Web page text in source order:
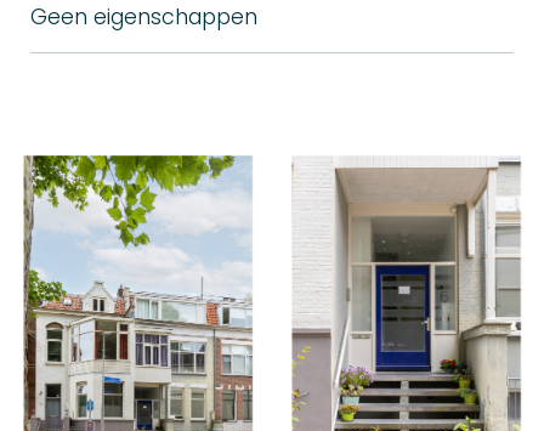
Geen eigenschappen